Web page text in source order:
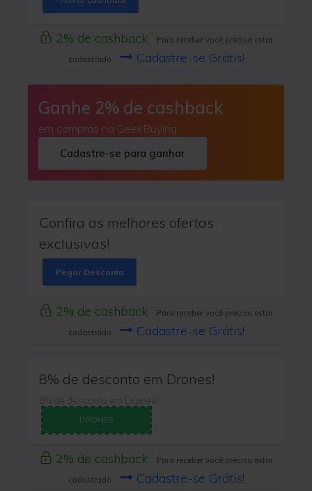
2% de cashback
Para receber você precisa estar
cadastrado
Cadastre-se Grátis!
Ganhe 2% de cashback
em compras na GeekBuying
Cadastre-se para ganhar
Confira as melhores ofertas
exclusivas!
Pegar Desconto
2% de cashback
Para receber você precisa estar
cadastrado
Cadastre-se Grátis!
8% de desconto em Drones!
8% de desconto em Drones!
DRONE8
2% de cashback
Para receber você precisa estar
cadastrado
Cadastre-se Grátis!